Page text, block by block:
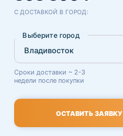
С ДОСТАВКОЙ В ГОРОД:
Выберите город
Сроки доставки ~ 2-3
недели после покупки
ОСТАВИТЬ ЗАЯВКУ